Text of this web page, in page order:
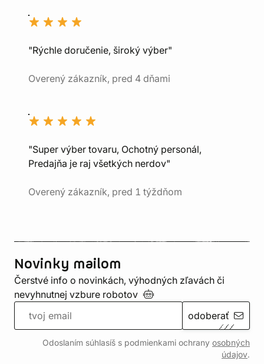
"Rýchle doručenie, široký výber"
Overený zákazník, pred 4 dňami
"Super výber tovaru, Ochotný personál,
Predajňa je raj všetkých nerdov"
Overený zákazník, pred 1 týždňom
Novinky mailom
Čerstvé info o novinkách, výhodných zľavách či
nevyhnutnej vzbure robotov
odoberať
Odoslaním súhlasíš s podmienkami ochrany osobných
údajov.